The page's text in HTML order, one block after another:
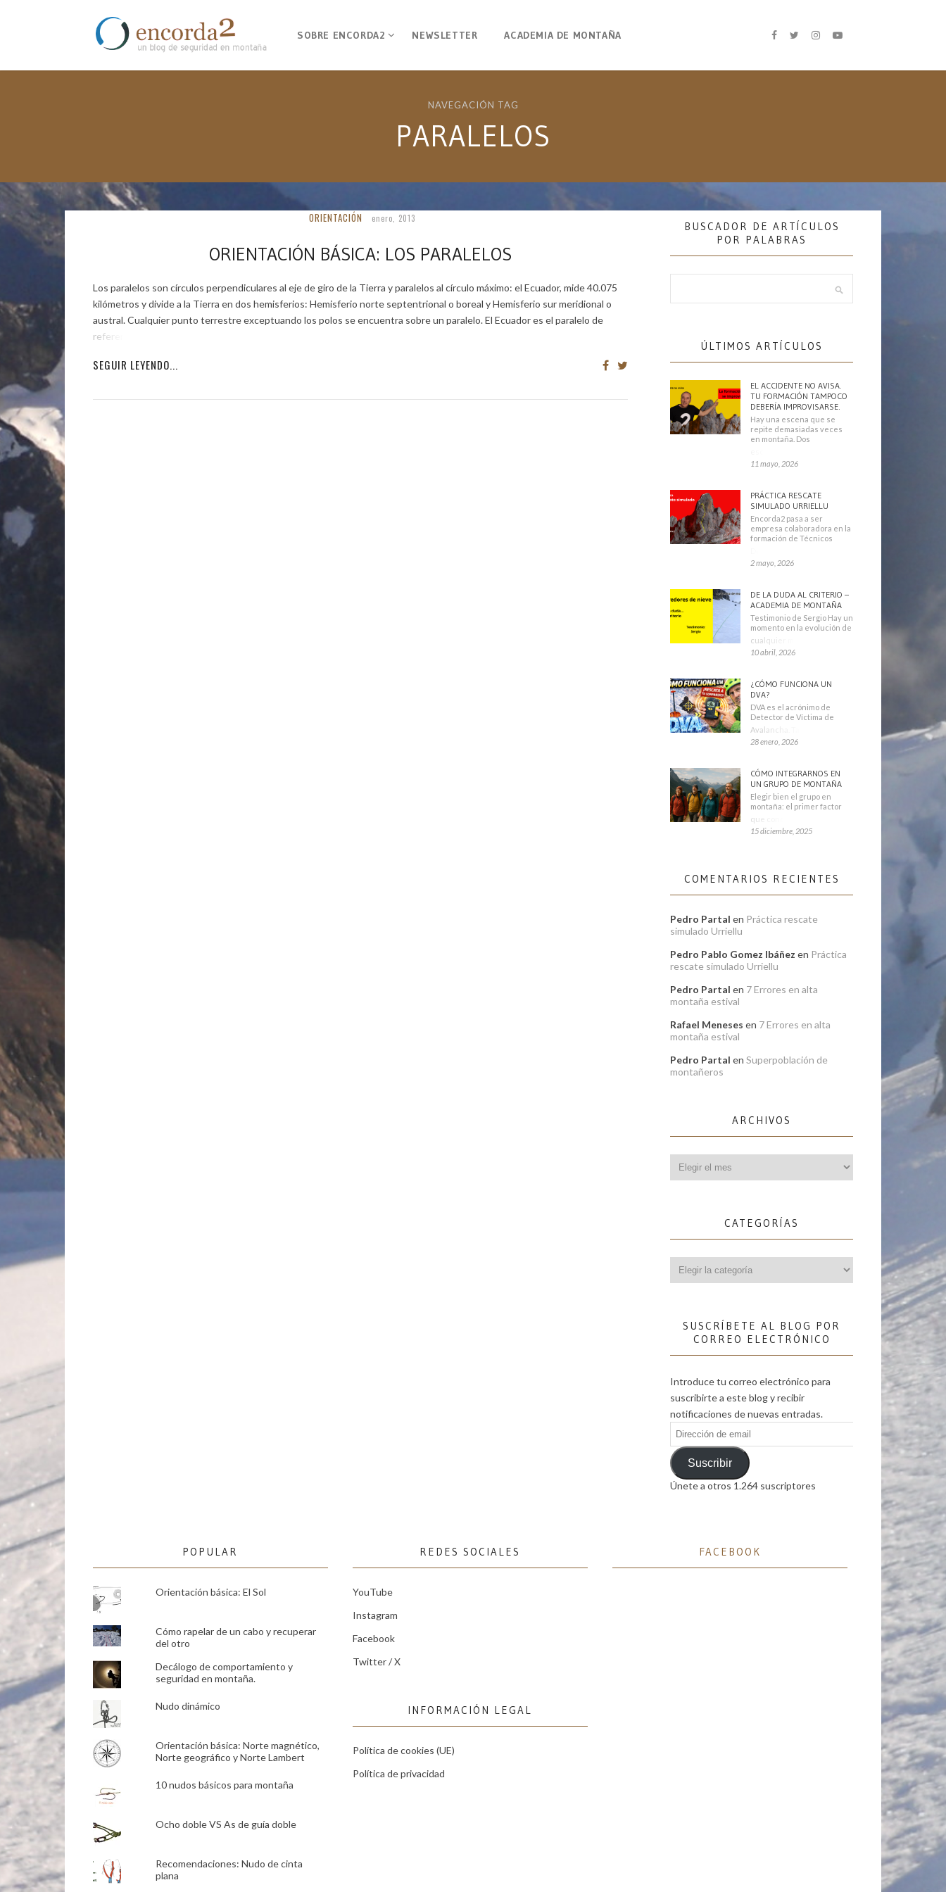
SOBRE ENCORDA2 NEWSLETTER ACADEMIA DE MONTAÑA
NAVEGACIÓN TAG
PARALELOS
ORIENTACIÓN enero, 2013
ORIENTACIÓN BÁSICA: LOS PARALELOS
Los paralelos son círculos perpendiculares al eje de giro de la Tierra y paralelos al círculo máximo: el Ecuador, mide 40.075
kilómetros y divide a la Tierra en dos hemisferios: Hemisferio norte septentrional o boreal y Hemisferio sur meridional o
austral. Cualquier punto terrestre exceptuando los polos se encuentra sobre un paralelo. El Ecuador es el paralelo de
referencia. […]
SEGUIR LEYENDO...
BUSCADOR DE ARTÍCULOS
POR PALABRAS
ÚLTIMOS ARTÍCULOS
EL ACCIDENTE NO AVISA.
TU FORMACIÓN TAMPOCO
DEBERÍA IMPROVISARSE.
Hay una escena que se
repite demasiadas veces
en montaña. Dos
11 mayo, 2026
PRÁCTICA RESCATE
SIMULADO URRIELLU
Encorda2 pasa a ser
empresa colaboradora en la
formación de Técnicos
2 mayo, 2026
DE LA DUDA AL CRITERIO –
ACADEMIA DE MONTAÑA
Testimonio de Sergio Hay un
momento en la evolución de
cualquier montañero
10 abril, 2026
¿CÓMO FUNCIONA UN
DVA?
DVA es el acrónimo de
Detector de Víctima de
Avalancha. También se
28 enero, 2026
CÓMO INTEGRARNOS EN
UN GRUPO DE MONTAÑA
Elegir bien el grupo en
montaña: el primer factor
que condiciona tu
15 diciembre, 2025
COMENTARIOS RECIENTES
Pedro Partal en Práctica rescate
simulado Urriellu
Pedro Pablo Gomez Ibáñez en Práctica
rescate simulado Urriellu
Pedro Partal en 7 Errores en alta
montaña estival
Rafael Meneses en 7 Errores en alta
montaña estival
Pedro Partal en Superpoblación de
montañeros
ARCHIVOS
CATEGORÍAS
SUSCRÍBETE AL BLOG POR
CORREO ELECTRÓNICO
Introduce tu correo electrónico para
suscribirte a este blog y recibir
notificaciones de nuevas entradas.
Dirección
de
emailSuscribir
Únete a otros 1.264 suscriptores
POPULAR
Orientación básica: El Sol
Cómo rapelar de un cabo y recuperar
del otro
Decálogo de comportamiento y
seguridad en montaña.
Nudo dinámico
Orientación básica: Norte magnético,
Norte geográfico y Norte Lambert
10 nudos básicos para montaña
Ocho doble VS As de guía doble
Recomendaciones: Nudo de cinta
plana
REDES SOCIALES
YouTube
Instagram
Facebook
Twitter / X
INFORMACIÓN LEGAL
Política de cookies (UE)
Política de privacidad
FACEBOOK